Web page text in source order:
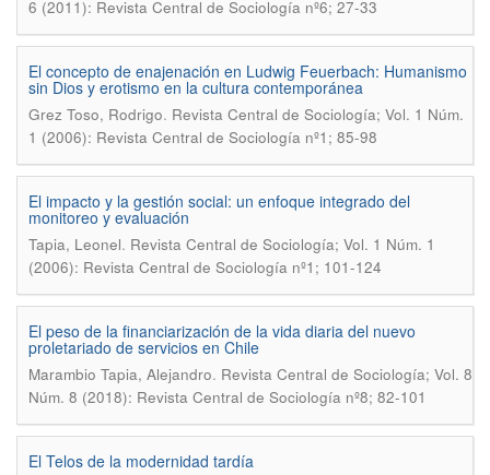
6 (2011): Revista Central de Sociología nº6; 27-33
El concepto de enajenación en Ludwig Feuerbach: Humanismo
sin Dios y erotismo en la cultura contemporánea
Grez Toso, Rodrigo. Revista Central de Sociología; Vol. 1 Núm.
1 (2006): Revista Central de Sociología nº1; 85-98
El impacto y la gestión social: un enfoque integrado del
monitoreo y evaluación
Tapia, Leonel. Revista Central de Sociología; Vol. 1 Núm. 1
(2006): Revista Central de Sociología nº1; 101-124
El peso de la financiarización de la vida diaria del nuevo
proletariado de servicios en Chile
Marambio Tapia, Alejandro. Revista Central de Sociología; Vol. 8
Núm. 8 (2018): Revista Central de Sociología nº8; 82-101
El Telos de la modernidad tardía